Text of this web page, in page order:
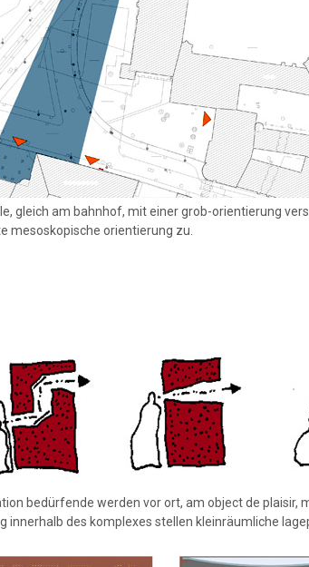
gleich am bahnhof, mit einer grob-orientierung
mesoskopische orientierung zu.
bedürfende werden vor ort, am object de plaisir,
innerhalb des komplexes stellen kleinräumliche